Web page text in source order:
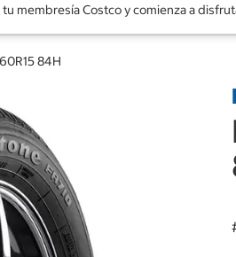
membresía Costco y comienza a
84H